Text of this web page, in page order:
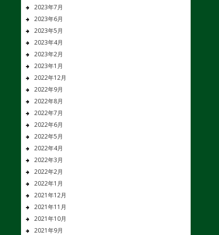
2023年7月
2023年6月
2023年5月
2023年4月
2023年2月
2023年1月
2022年12月
2022年9月
2022年8月
2022年7月
2022年6月
2022年5月
2022年4月
2022年3月
2022年2月
2022年1月
2021年12月
2021年11月
2021年10月
2021年9月